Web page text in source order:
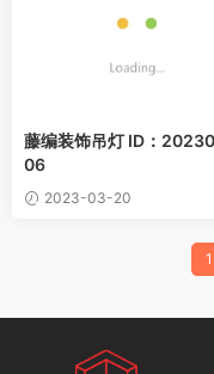
藤编装饰吊灯 ID：
06
2023-03-20
1